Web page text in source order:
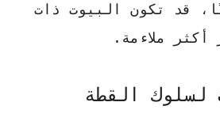
قد تكون البيوت ذات
أكثر ملاءمة.
لسلوك القطة